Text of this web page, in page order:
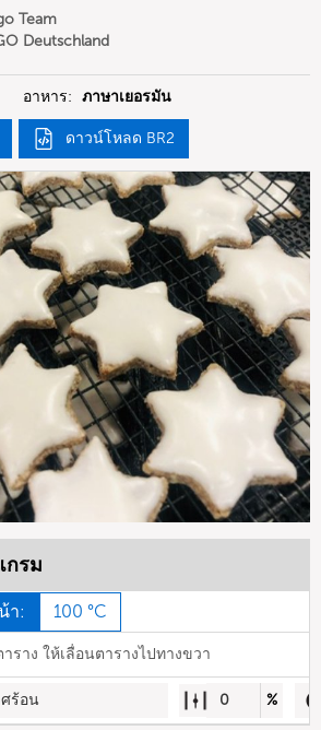
Team
Deutschland
อาหาร: ภาษาเยอรมัน
ดาวน์โหลด BR2
กรม
า: 100 °C
ราง ให้เลื่อนตารางไปทางขวา
ร้อน 0 %